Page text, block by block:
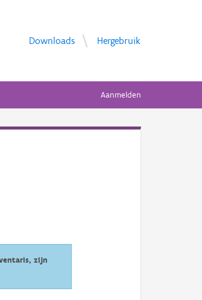
Downloads Hergebruik
Aanmelden
zijn